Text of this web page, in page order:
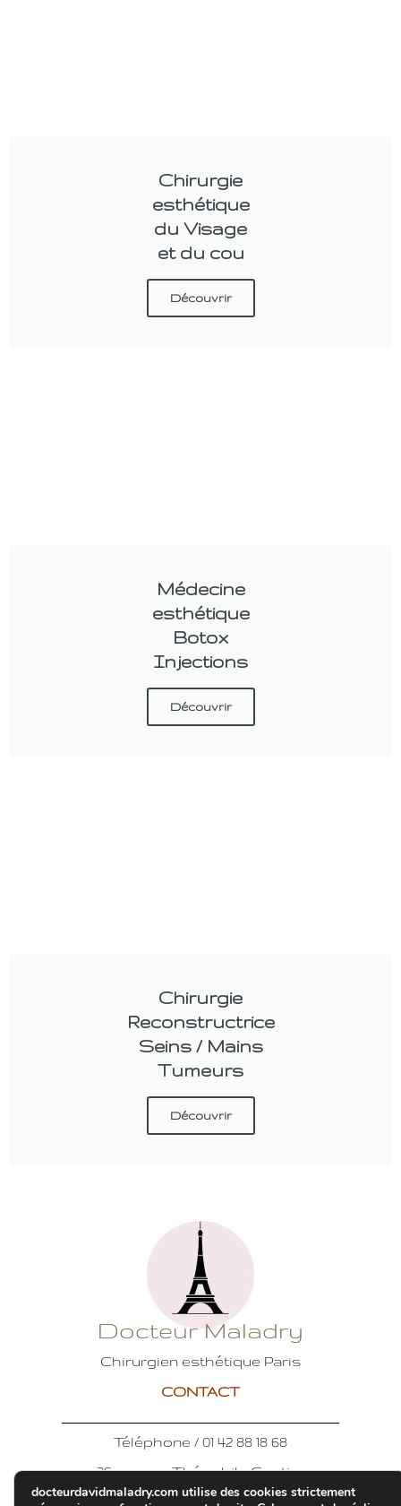
Chirurgie
esthétique
du Visage
et du cou
Découvrir
Médecine
esthétique
Botox
Injections
Découvrir
Chirurgie
Reconstructrice
Seins / Mains
Tumeurs
Découvrir
Docteur Maladry
Chirurgien esthétique Paris
CONTACT
Téléphone / 01 42 88 18 68
36 avenue Théophile Gautier
75016 PARIS
docteurdavidmaladry.com utilise des cookies strictement